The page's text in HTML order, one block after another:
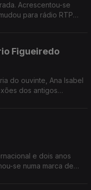
Acrescentou-se
para rádio RTP
Figueiredo
do ouvinte, Ana Isabel
dos antigos
dois anos
se numa marca de